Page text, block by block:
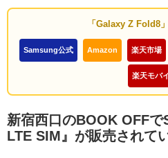
「Galaxy Z Fold8
Samsung公式 Amazon 楽天市場
楽天モバ
新宿西口のBOOK OFF
LTE SIM』が販売されて